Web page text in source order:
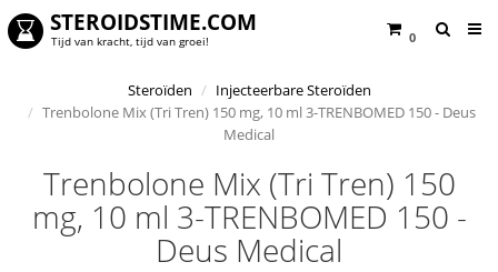
0
STEROIDSTIME.COM
Tijd van kracht, tijd van groei!
Steroïden
Injecteerbare Steroïden
Trenbolone Mix (Tri Tren) 150 mg, 10 ml 3-TRENBOMED 150 - Deus
Medical
Trenbolone Mix (Tri Tren) 150
mg, 10 ml 3-TRENBOMED 150 -
Deus Medical